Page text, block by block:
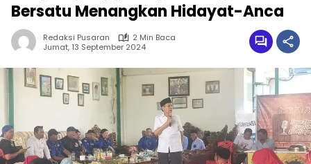
Bersatu Menangkan Hidayat-Anca
Redaksi Pusaran
2 Min Baca
Jumat, 13 September 2024